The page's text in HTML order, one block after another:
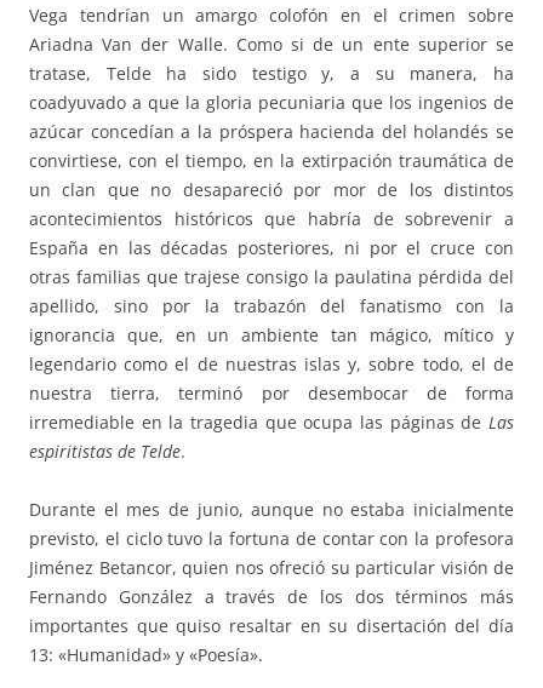
Vega tendrían un amargo colofón en el crimen sobre
Ariadna Van der Walle. Como si de un ente superior se
tratase, Telde ha sido testigo y, a su manera, ha
coadyuvado a que la gloria pecuniaria que los ingenios de
azúcar concedían a la próspera hacienda del holandés se
convirtiese, con el tiempo, en la extirpación traumática de
un clan que no desapareció por mor de los distintos
acontecimientos históricos que habría de sobrevenir a
España en las décadas posteriores, ni por el cruce con
otras familias que trajese consigo la paulatina pérdida del
apellido, sino por la trabazón del fanatismo con la
ignorancia que, en un ambiente tan mágico, mítico y
legendario como el de nuestras islas y, sobre todo, el de
nuestra tierra, terminó por desembocar de forma
irremediable en la tragedia que ocupa las páginas de Las
espiritistas de Telde.
Durante el mes de junio, aunque no estaba inicialmente
previsto, el ciclo tuvo la fortuna de contar con la profesora
Jiménez Betancor, quien nos ofreció su particular visión de
Fernando González a través de los dos términos más
importantes que quiso resaltar en su disertación del día
13: «Humanidad» y «Poesía».